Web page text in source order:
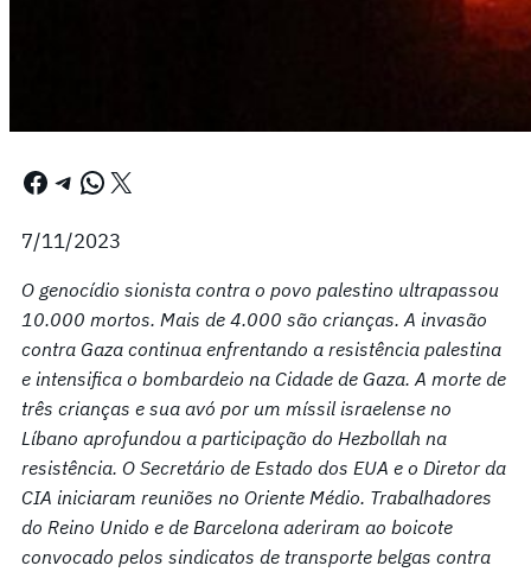
Facebook Telegram WhatsApp X
7/11/2023
O genocídio sionista contra o povo palestino ultrapassou
10.000 mortos. Mais de 4.000 são crianças. A invasão
contra Gaza continua enfrentando a resistência palestina
e intensifica o bombardeio na Cidade de Gaza. A morte de
três crianças e sua avó por um míssil israelense no
Líbano aprofundou a participação do Hezbollah na
resistência. O Secretário de Estado dos EUA e o Diretor da
CIA iniciaram reuniões no Oriente Médio. Trabalhadores
do Reino Unido e de Barcelona aderiram ao boicote
convocado pelos sindicatos de transporte belgas contra